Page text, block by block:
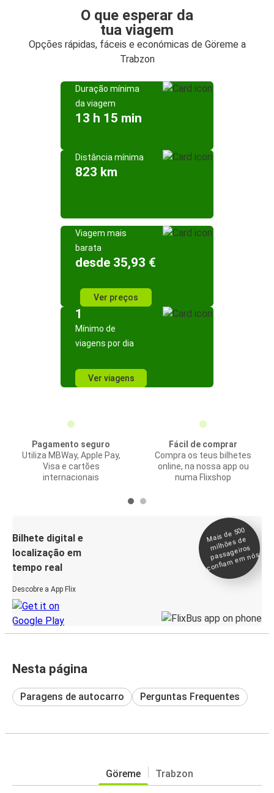
O que esperar da
tua viagem
Opções rápidas, fáceis e económicas de Göreme a
Trabzon
Duração mínima
da viagem
13 h 15 min
Distância mínima
823 km
Viagem mais
barata
desde 35,93 €
Ver preços
1
Mínimo de
viagens por dia
Ver viagens
Pagamento seguro
Utiliza MBWay, Apple Pay,
Visa e cartões
internacionais
Fácil de comprar
Compra os teus bilhetes
online, na nossa app ou
numa Flixshop
Bilhete digital e
localização em
tempo real
Descobre a App Flix
Mais de 500
milhões de
passageiros
confia
m e
m nós
Nesta página
Paragens de autocarro Perguntas Frequentes
Göreme Trabzon